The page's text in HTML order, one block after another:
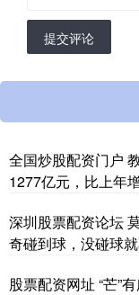
提交评论
全国炒股配资门户
1277亿元，比上年
深圳股票配资论坛
奇碰到球，没碰球
股票配资网址 “芒”